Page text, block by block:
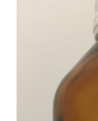
orais ,ou para
tempo para
quem prefere
duas vezes ao
sapato fechado e
um agente